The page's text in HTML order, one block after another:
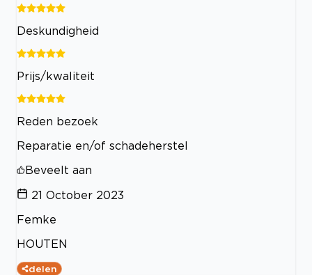
Deskundigheid
Prijs/kwaliteit
Reden bezoek
Reparatie en/of schadeherstel
Beveelt aan
21 October 2023
Femke
HOUTEN
delen